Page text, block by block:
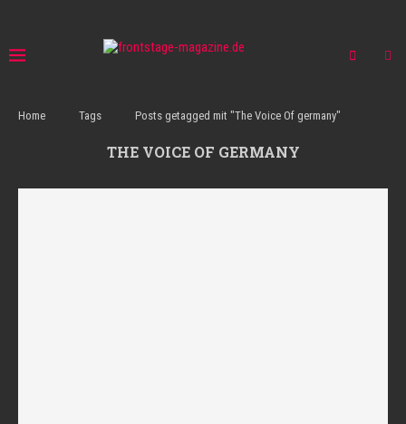
Home Tags Posts getagged mit "The Voice Of germany"
THE VOICE OF GERMANY